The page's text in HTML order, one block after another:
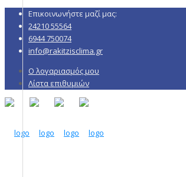
Επικοινωνήστε μαζί μας:
24210 55564
6944 750074
info@rakitzisclima.gr
Ο λογαριασμός μου
Λίστα επιθυμιών